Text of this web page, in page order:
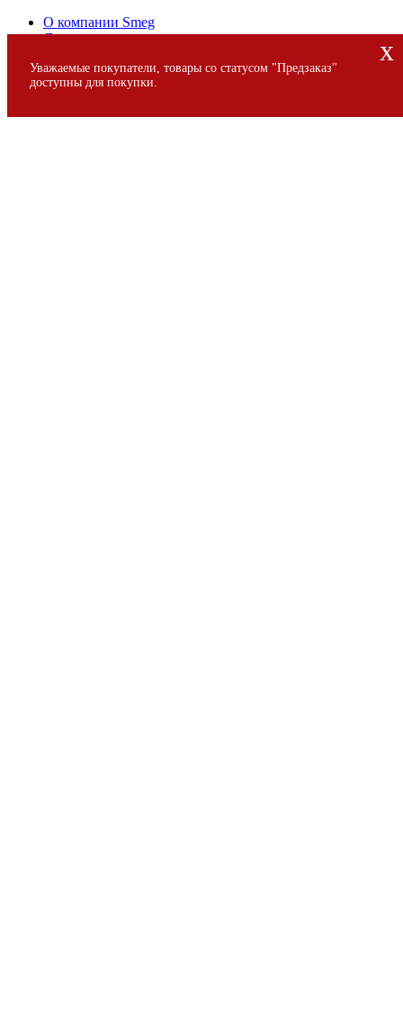
x
Уважаемые покупатели, товары со статусом "Предзаказ"
доступны для покупки.
О компании Smeg
Доставка и оплата
Сервис